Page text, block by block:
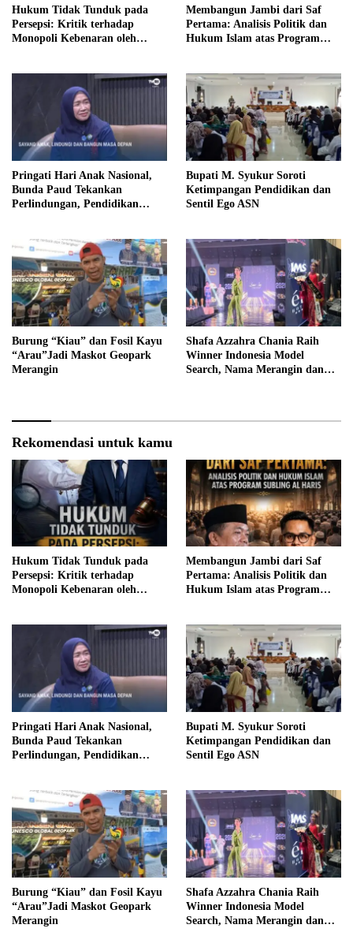
Hukum Tidak Tunduk pada
Persepsi: Kritik terhadap
Monopoli Kebenaran oleh
Membangun Jambi dari Saf
Pertama: Analisis Politik dan
Hukum Islam atas Program
Pringati Hari Anak Nasional,
Bunda Paud Tekankan
Perlindungan, Pendidikan
Bupati M. Syukur Soroti
Ketimpangan Pendidikan dan
Sentil Ego ASN
Burung “Kiau” dan Fosil Kayu
“Arau”Jadi Maskot Geopark
Merangin
Shafa Azzahra Chania Raih
Winner Indonesia Model
Search, Nama Merangin dan
Rekomendasi untuk kamu
Hukum Tidak Tunduk pada
Persepsi: Kritik terhadap
Monopoli Kebenaran oleh
Membangun Jambi dari Saf
Pertama: Analisis Politik dan
Hukum Islam atas Program
Pringati Hari Anak Nasional,
Bunda Paud Tekankan
Perlindungan, Pendidikan
Bupati M. Syukur Soroti
Ketimpangan Pendidikan dan
Sentil Ego ASN
Burung “Kiau” dan Fosil Kayu
“Arau”Jadi Maskot Geopark
Merangin
Shafa Azzahra Chania Raih
Winner Indonesia Model
Search, Nama Merangin dan